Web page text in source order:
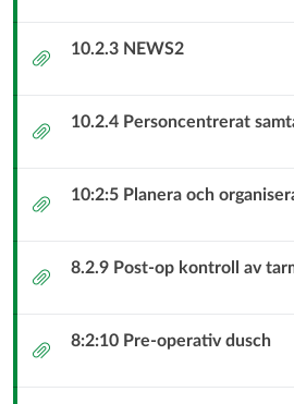
Hemsjukvård
(kommunal
Bilaga 10.2.3 NEWS2
Bilaga 10.2.4 Personcentrerat
Bilaga 10:2:5 Planera och
Bilaga 8.2.9 Post-op kontroll av
Bilaga 8:2:10 Pre-operativ dusch